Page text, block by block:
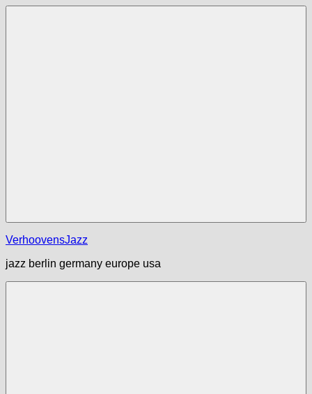
Zum
VerhoovensJazz
jazz berlin germany europe usa